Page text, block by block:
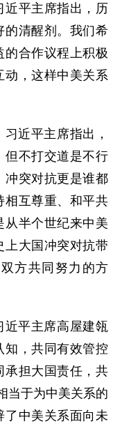
近平主席指出，历
的清醒剂。我们希
的合作议程上积极
动，这样中美关系
近平主席指出，
但不打交道是不行
冲突对抗更是谁都
相互尊重、和平共
从半个世纪来中美
上大国冲突对抗带
方共同努力的方
近平主席高屋建瓴
知，共同有效管控
承担大国责任，共
当于为中美关系的
了中美关系面向未